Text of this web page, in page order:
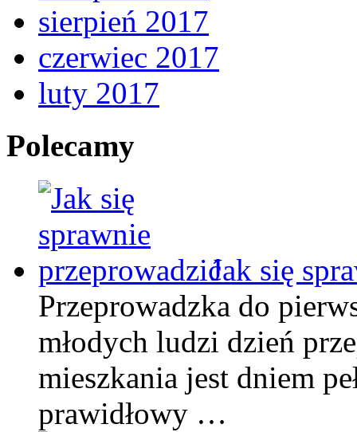
sierpień 2017
czerwiec 2017
luty 2017
Polecamy
Jak się
Przeprowadzka do
młodych ludzi dzień
mieszkania jest dniem
prawidłowy …